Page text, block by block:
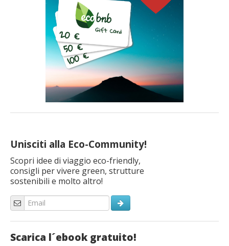
Unisciti alla Eco-Community!
Scopri idee di viaggio eco-friendly,
consigli per vivere green, strutture
sostenibili e molto altro!
Scarica l´ebook gratuito!